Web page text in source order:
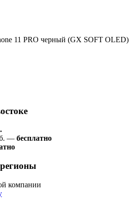
11 PRO черный (GX SOFT OLED)
— бесплатно
компании